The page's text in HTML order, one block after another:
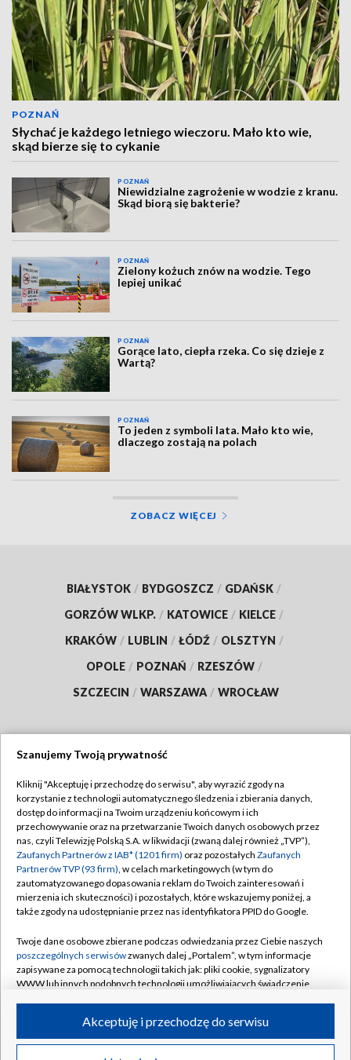
POZNAŃ
Słychać je każdego letniego wieczoru. Mało kto wie,
skąd bierze się to cykanie
POZNAŃ
Niewidzialne zagrożenie w wodzie z kranu.
Skąd biorą się bakterie?
POZNAŃ
Zielony kożuch znów na wodzie. Tego
lepiej unikać
POZNAŃ
Gorące lato, ciepła rzeka. Co się dzieje z
Wartą?
POZNAŃ
To jeden z symboli lata. Mało kto wie,
dlaczego zostają na polach
ZOBACZ WIĘCEJ
BIAŁYSTOK / BYDGOSZCZ / GDAŃSK /
GORZÓW WLKP. / KATOWICE / KIELCE /
KRAKÓW / LUBLIN / ŁÓDŹ / OLSZTYN /
OPOLE / POZNAŃ / RZESZÓW /
SZCZECIN / WARSZAWA / WROCŁAW
TVP
Abonament TVP
Emisja w TVP
Centrum informacji TVP
Naziemna Telewizja Cyfrowa
Rada Programowa
System NOS
Informacje o nadawcy
Program dla prasy
Regulamin TVP
Polityka prywatności
Moje zgody
Pomoc
Kontakt
Kanały
©2026 Telewizja Polska S.A. w likwidacji
Szanujemy Twoją prywatność
Kliknij "Akceptuję i przechodzę do serwisu", aby wyrazić zgody na
korzystanie z technologii automatycznego śledzenia i zbierania danych,
dostęp do informacji na Twoim urządzeniu końcowym i ich
przechowywanie oraz na przetwarzanie Twoich danych osobowych przez
nas, czyli Telewizję Polską S.A. w likwidacji (zwaną dalej również „TVP”),
Zaufanych Partnerów z IAB* (1201 firm) oraz pozostałych Zaufanych
Partnerów TVP (93 firm), w celach marketingowych (w tym do
zautomatyzowanego dopasowania reklam do Twoich zainteresowań i
mierzenia ich skuteczności) i pozostałych, które wskazujemy poniżej, a
także zgody na udostępnianie przez nas identyfikatora PPID do Google.
Twoje dane osobowe zbierane podczas odwiedzania przez Ciebie naszych
poszczególnych serwisówzwanych dalej „Portalem”, w tym informacje
zapisywane za pomocą technologii takich jak: pliki cookie, sygnalizatory
WWW lub innych podobnych technologii umożliwiających świadczenie
ruchu w Internecie.
Twoje dane osobowe zbierane podczas odwiedzania przez Ciebie
Akceptuję i przechodzę do serwisu